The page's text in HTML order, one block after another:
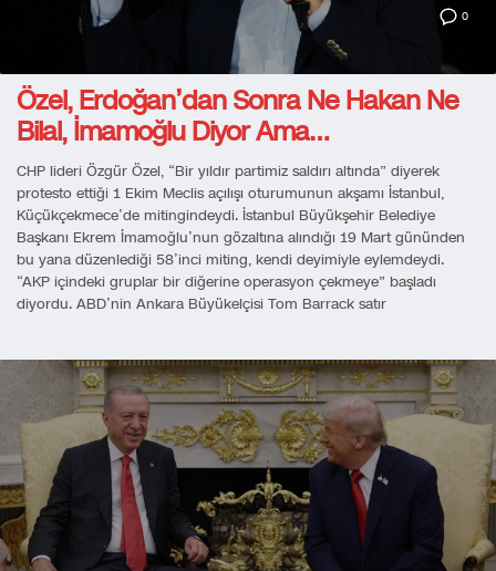
0
Özel, Erdoğan’dan Sonra Ne Hakan Ne
Bilal, İmamoğlu Diyor Ama…
CHP lideri Özgür Özel, “Bir yıldır partimiz saldırı altında” diyerek
protesto ettiği 1 Ekim Meclis açılışı oturumunun akşamı İstanbul,
Küçükçekmece’de mitingindeydi. İstanbul Büyükşehir Belediye
Başkanı Ekrem İmamoğlu’nun gözaltına alındığı 19 Mart gününden
bu yana düzenlediği 58’inci miting, kendi deyimiyle eylemdeydi.
“AKP içindeki gruplar bir diğerine operasyon çekmeye” başladı
diyordu. ABD’nin Ankara Büyükelçisi Tom Barrack satır